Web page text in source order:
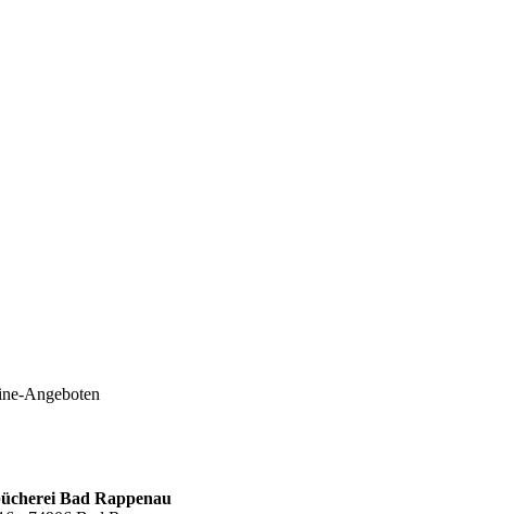
Angeboten
Bad Rappenau